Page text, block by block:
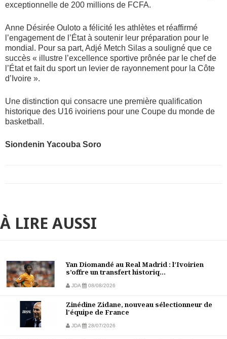
exceptionnelle de 200 millions de FCFA.
Anne Désirée Ouloto a félicité les athlètes et réaffirmé
l’engagement de l’État à soutenir leur préparation pour le
mondial. Pour sa part, Adjé Metch Silas a souligné que ce
succès « illustre l’excellence sportive prônée par le chef de
l’État et fait du sport un levier de rayonnement pour la Côte
d’Ivoire ».
Une distinction qui consacre une première qualification
historique des U16 ivoiriens pour une Coupe du monde de
basketball.
Siondenin Yacouba Soro
À LIRE AUSSI
Yan Diomandé au Real Madrid : l’Ivoirien
s’offre un transfert historiq...
JDA 08/08/2026
Zinédine Zidane, nouveau sélectionneur de
l'équipe de France
JDA 28/07/2026